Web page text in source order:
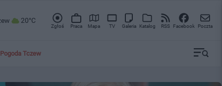
20°C
Zgłoś Praca Mapa TV Galeria Katalog RSS Facebook Poczta
Pogoda Tczew